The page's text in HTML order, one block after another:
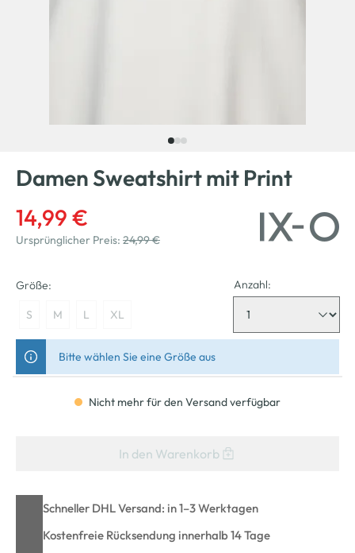
Damen Sweatshirt mit Print
14,99 €
Ursprünglicher Preis: 24,99 €
Größe:
S M L XL
Anzahl:
Bitte wählen Sie eine Größe aus
Nicht mehr für den Versand verfügbar
In den Warenkorb
Schneller DHL Versand: in 1–3 Werktagen
Kostenfreie Rücksendung innerhalb 14 Tage